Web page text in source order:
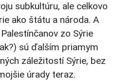
subkultúru, ale celkovo
ako štátu a národa. A
zo Sýrie
sú ďalším priamym
záležitostí Sýrie, bez
úrady teraz.